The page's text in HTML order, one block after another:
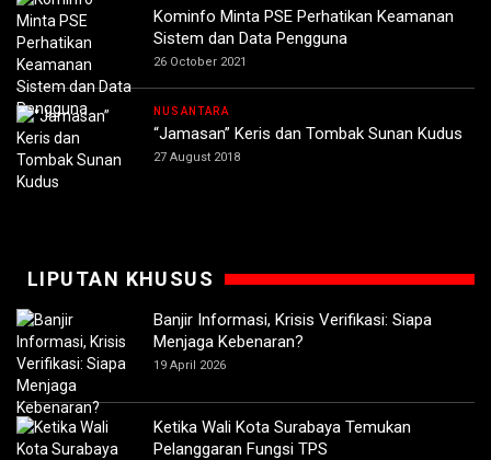
Kominfo Minta PSE Perhatikan Keamanan
Sistem dan Data Pengguna
26 October 2021
NUSANTARA
“Jamasan” Keris dan Tombak Sunan Kudus
27 August 2018
LIPUTAN KHUSUS
Banjir Informasi, Krisis Verifikasi: Siapa
Menjaga Kebenaran?
19 April 2026
Ketika Wali Kota Surabaya Temukan
Pelanggaran Fungsi TPS